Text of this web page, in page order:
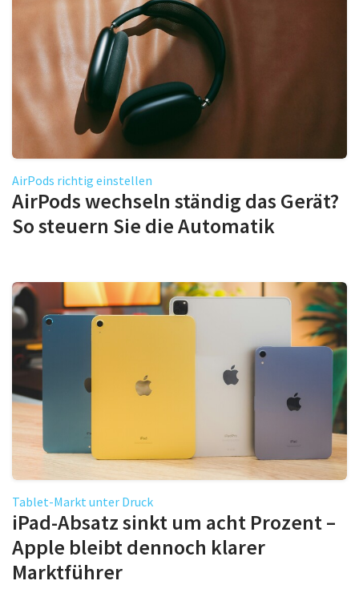
AirPods richtig einstellen
AirPods wechseln ständig das Gerät?
So steuern Sie die Automatik
Tablet-Markt unter Druck
iPad-Absatz sinkt um acht Prozent –
Apple bleibt dennoch klarer
Marktführer